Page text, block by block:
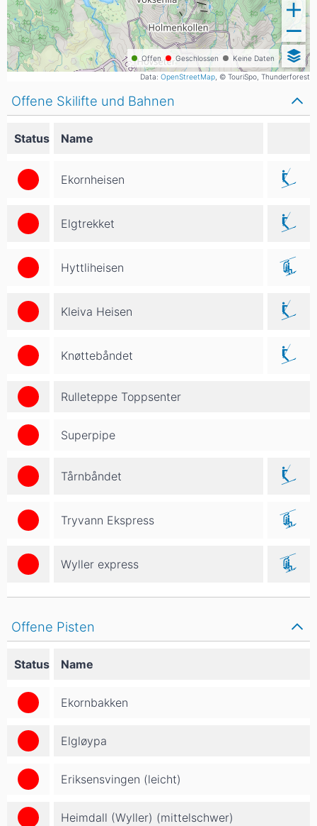
Offen Geschlossen Keine Daten
Data: OpenStreetMap , © TouriSpo, Thunderforest
Offene Pisten
Status Name
Ekornbakken
Elgløypa
Eriksensvingen (leicht)
Heimdall (Wyller) (mittelschwer)
Offene Skilifte und Bahnen
Status Name
Ekornheisen
Elgtrekket
Hyttliheisen
Kleiva Heisen
Knøttebåndet
Rulleteppe Toppsenter
Superpipe
Tårnbåndet
Tryvann Ekspress
Wyller express